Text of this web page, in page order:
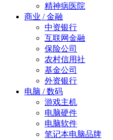
精神病医院
商业 / 金融
中资银行
互联网金融
保险公司
农村信用社
基金公司
外资银行
电脑 / 数码
游戏主机
电脑硬件
电脑软件
笔记本电脑品牌